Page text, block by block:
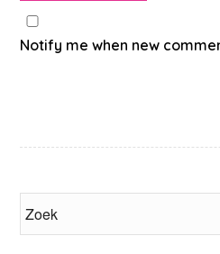
Notify me when new